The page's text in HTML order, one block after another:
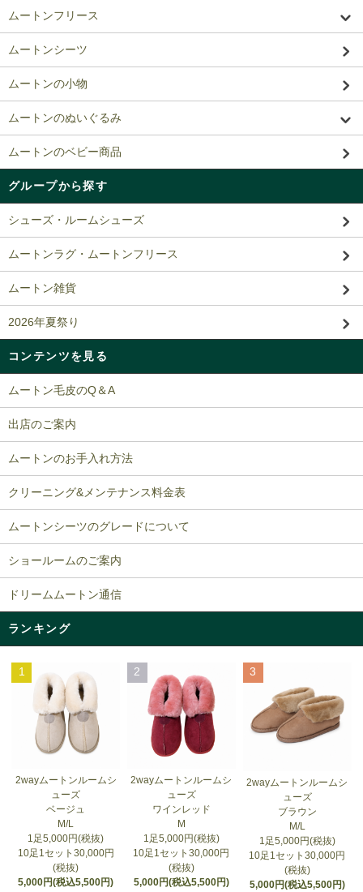
ムートンフリース
ムートンシーツ
ムートンの小物
ムートンのぬいぐるみ
ムートンのベビー商品
グループから探す
シューズ・ルームシューズ
ムートンラグ・ムートンフリース
ムートン雑貨
2026年夏祭り
コンテンツを見る
ムートン毛皮のQ＆A
出店のご案内
ムートンのお手入れ方法
クリーニング&メンテナンス料金表
ムートンシーツのグレードについて
ショールームのご案内
ドリームムートン通信
ランキング
1
2wayムートンルームシ
ューズ
ベージュ
M/L
1足5,000円(税抜)
10足1セット30,000円
(税抜)
5,000円(税込5,500円)
2
2wayムートンルームシ
ューズ
ワインレッド
M
1足5,000円(税抜)
10足1セット30,000円
(税抜)
5,000円(税込5,500円)
3
2wayムートンルームシ
ューズ
ブラウン
M/L
1足5,000円(税抜)
10足1セット30,000円
(税抜)
5,000円(税込5,500円)